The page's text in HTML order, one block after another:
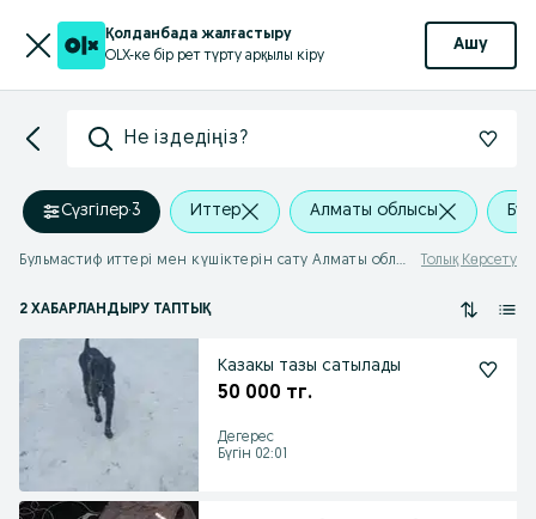
Қолданбада жалғастыру
OLX-ке бір рет түрту арқылы кіру
Ашу
Не іздедіңіз?
Сүзгілер·3 Иттер Алматы облысы
Бульмастиф иттері мен күшіктерін сату Алматы облысы Толық Көрсету
2 ХАБАРЛАНДЫРУ ТАПТЫҚ
Казакы тазы сатылады
50 000 тг.
Дегерес
Бүгін 02:01